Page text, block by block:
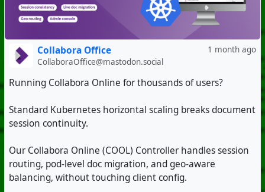
1 month ago
Collabora Office
CollaboraOffice@mastodon.social
Running Collabora Online for thousands of users?
Standard Kubernetes horizontal scaling breaks document
session continuity.
Our Collabora Online (COOL) Controller handles session
routing, pod-level doc migration, and geo-aware
balancing, without touching client config.